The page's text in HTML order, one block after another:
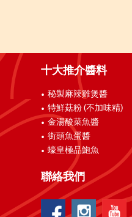
十大推介醬料
秘製麻辣雞煲醬
特鮮菇粉 (不加味精)
金湯酸菜魚醬
街頭魚蛋醬
蠔皇極品鮑魚
聯絡我們